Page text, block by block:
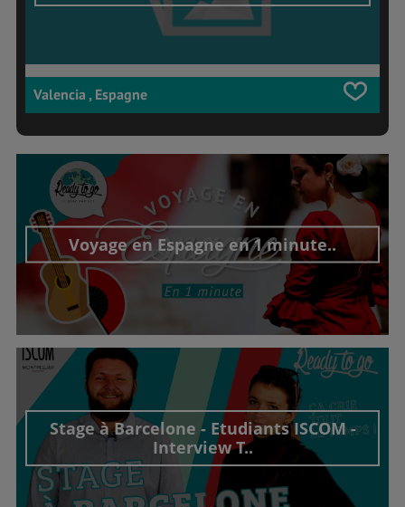
Valencia , Espagne
Voyage en Espagne en 1 minute..
Découvrir cet interview
Stage à Barcelone - Etudiants ISCOM -
Interview T..